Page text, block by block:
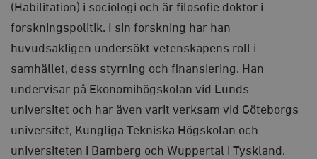
(Habilitation) i sociologi och är filosofie doktor i
forskningspolitik.
I sin forskning har han
huvudsakligen undersökt vetenskapens roll i
samhället, dess styrning och finansiering. Han
undervisar på Ekonomihögskolan vid Lunds
universitet och har även varit verksam vid Göteborgs
universitet, Kungliga Tekniska Högskolan och
universiteten i Bamberg och Wuppertal i Tyskland.
Marknadsföring Funktioner
kärnwebbplatsfunktioner som användarinloggning
ordentligt utan strikt nödvändiga cookies.
/ Domän
woocommerce_cart_hash
Inc.
timbro.se